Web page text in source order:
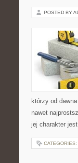
POSTED BY
którzy od
nawet
jej charakter
CATEGORIES: